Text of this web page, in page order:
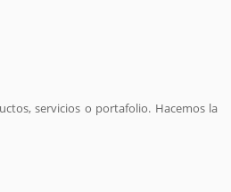
servicios o portafolio. Hacemos la